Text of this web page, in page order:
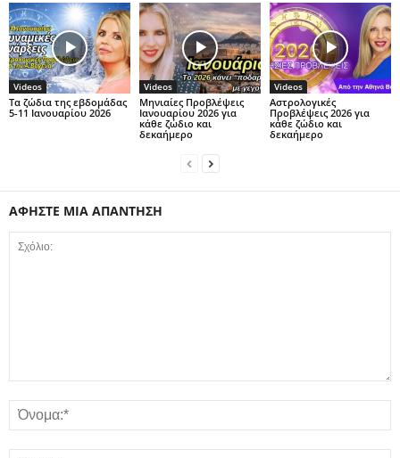
Videos
Τα ζώδια της εβδομάδας
5-11 Ιανουαρίου 2026
Videos
Μηνιαίες Προβλέψεις
Ιανουαρίου 2026 για
κάθε ζώδιο και
δεκαήμερο
Videos
Αστρολογικές
Προβλέψεις 2026 για
κάθε ζώδιο και
δεκαήμερο
ΑΦΗΣΤΕ ΜΙΑ ΑΠΑΝΤΗΣΗ